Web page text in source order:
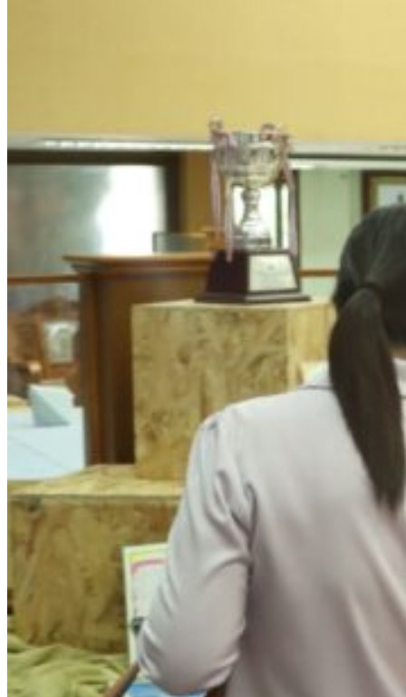
รายงานการประเมินสถานศึกษา
แผนปฏิบัติการปีงบประมาณ 2568
ภาพกิจกรรม
เผยแพร่ผลงานทางวิชาการ
หมายเลขโทรศัพท์ภายใน
ปฎิทินโรงเรียน
ระบบแจ้งเรื่องร้องเรียน